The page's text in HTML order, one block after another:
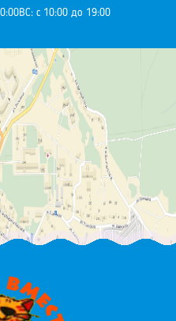
ВС: с 10:00 до 19:00